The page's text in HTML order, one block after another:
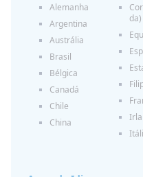
Alemanha
Argentina
Austrália
Brasil
Bélgica
Canadá
Chile
China
da)